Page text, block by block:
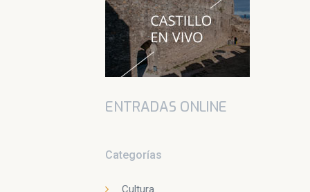
ENTRADAS ONLINE
Categorías
Cultura